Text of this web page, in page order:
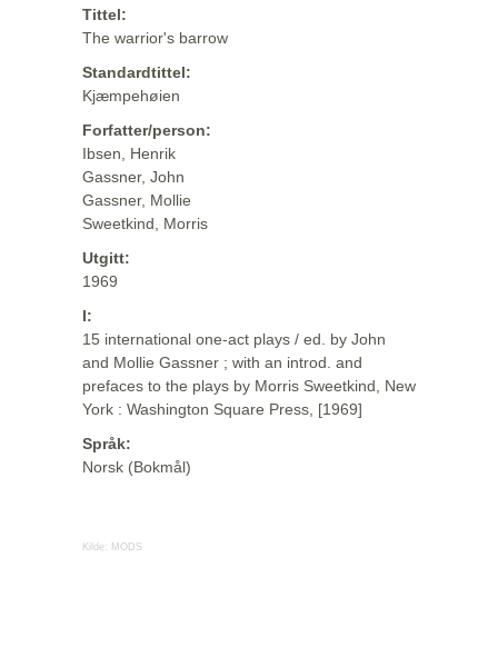
Tittel:
The warrior's barrow
Standardtittel:
Kjæmpehøien
Forfatter/person:
Ibsen, Henrik
Gassner, John
Gassner, Mollie
Sweetkind, Morris
Utgitt:
1969
I:
15 international one-act plays / ed. by John
and Mollie Gassner ; with an introd. and
prefaces to the plays by Morris Sweetkind, New
York : Washington Square Press, [1969]
Språk:
Norsk (Bokmål)
Kilde: MODS